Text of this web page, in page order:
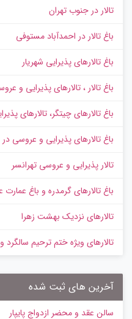
تالار در جنوب تهران
باغ تالار در احمدآباد مستوفی
باغ تالارهای پذیرایی شهریار
باغ تالار ، تالارهای پذیرایی و
باغ تالارهای چیتگر، تالارهای
باغ تالارهای پذیرایی و
تالار پذیرایی و عروسی تهرانسر
باغ تالارهای گرمدره و باغ
تالارهای نزدیک بهشت زهرا
تالارهای ویژه ختم ترحیم سالگرد
آخرین های ثبت شده
سالن عقد و محضر ازدواج پایپار